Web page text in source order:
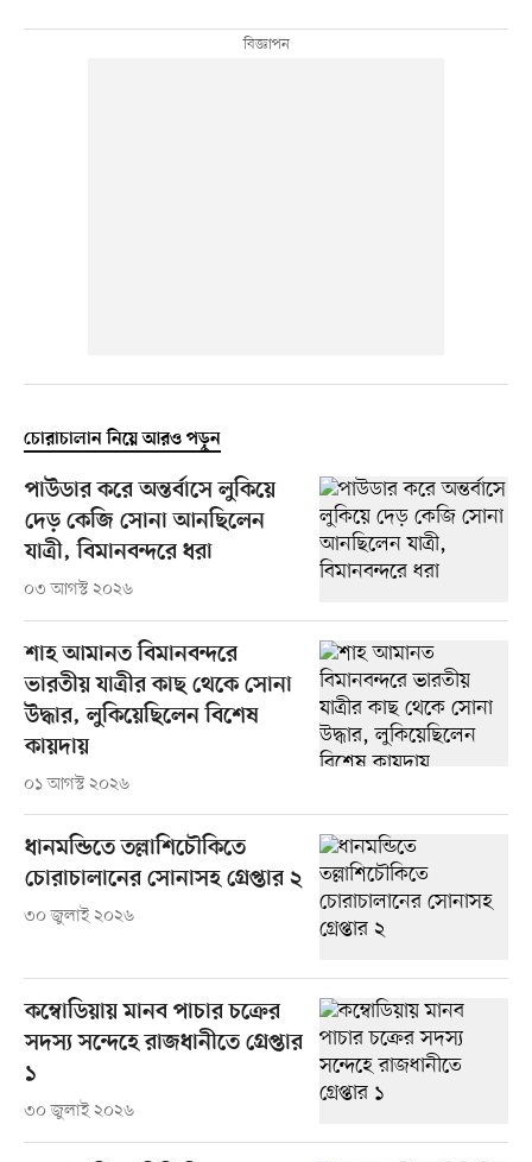
চোরাচালান নিয়ে আরও পড়ুন
পাউডার করে অন্তর্বাসে লুকিয়ে
দেড় কেজি সোনা আনছিলেন
যাত্রী, বিমানবন্দরে ধরা
০৩ আগস্ট ২০২৬
শাহ আমানত বিমানবন্দরে
ভারতীয় যাত্রীর কাছ থেকে সোনা
উদ্ধার, লুকিয়েছিলেন বিশেষ
কায়দায়
০১ আগস্ট ২০২৬
ধানমন্ডিতে তল্লাশিচৌকিতে
চোরাচালানের সোনাসহ গ্রেপ্তার ২
৩০ জুলাই ২০২৬
কম্বোডিয়ায় মানব পাচার চক্রের
সদস্য সন্দেহে রাজধানীতে গ্রেপ্তার
১
৩০ জুলাই ২০২৬